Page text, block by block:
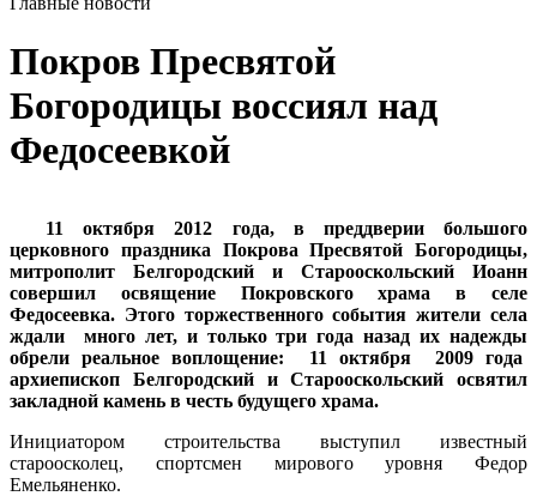
Покров Пресвятой
Богородицы воссиял над
Федосеевкой
11 октября 2012 года, в преддверии большого
церковного праздника Покрова Пресвятой Богородицы,
митрополит Белгородский и Старооскольский Иоанн
совершил освящение Покровского храма в селе
Федосеевка. Этого торжественного события жители села
ждали много лет, и только три года назад их надежды
обрели реальное воплощение: 11 октября 2009 года
архиепископ Белгородский и Старооскольский освятил
закладной камень в честь будущего храма.
Инициатором строительства выступил известный
староосколец, спортсмен мирового уровня Федор
Емельяненко.